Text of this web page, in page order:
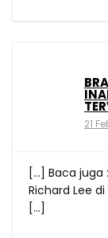
21
[…] Baca juga
Richard Lee
[…]